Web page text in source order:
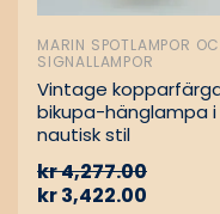
MARIN SPOTLAMPOR
SIGNALLAMPOR
Vintage
bikupa-hänglampa i
nautisk stil
kr4,277.00
kr3,422.00